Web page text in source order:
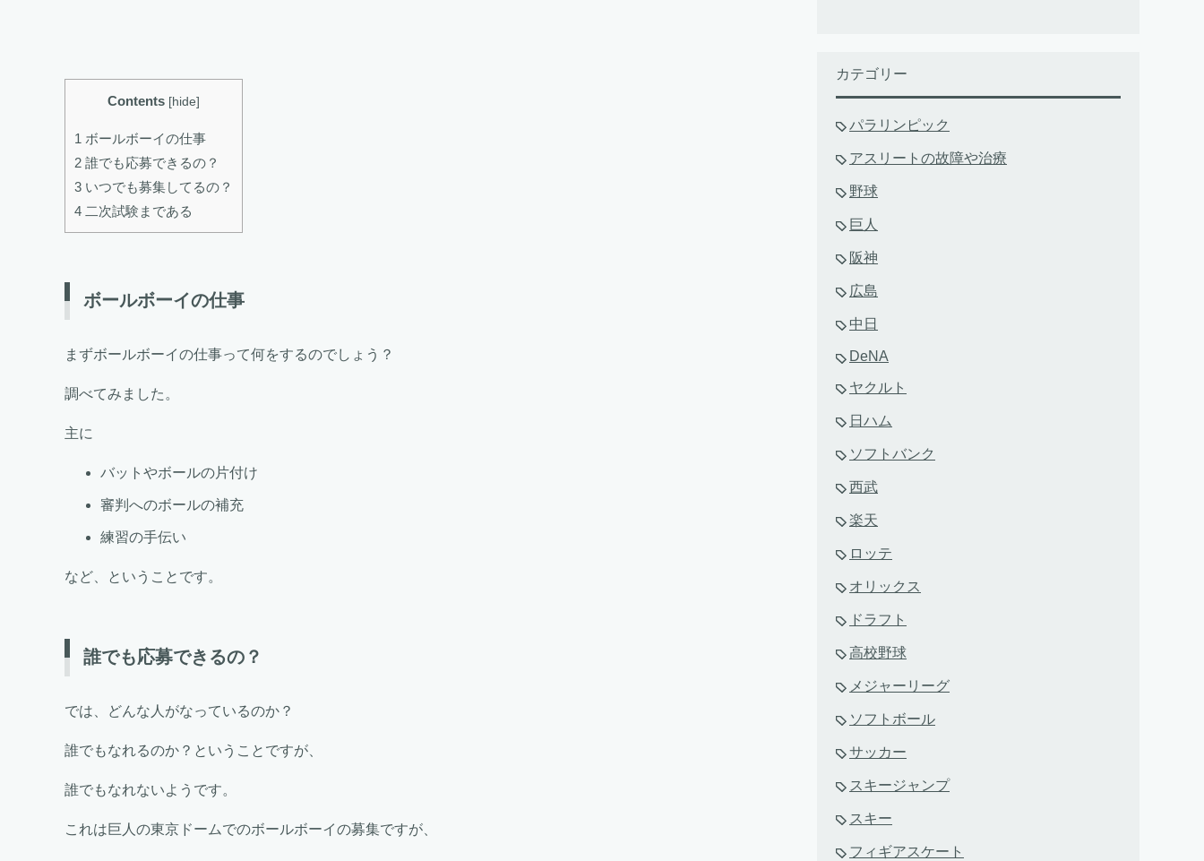
Contents [hide]
1 ボールボーイの仕事
2 誰でも応募できるの？
3 いつでも募集してるの？
4 二次試験まである
ボールボーイの仕事
まずボールボーイの仕事って何をするのでしょう？
調べてみました。
主に
バットやボールの片付け
審判へのボールの補充
練習の手伝い
など、ということです。
誰でも応募できるの？
では、どんな人がなっているのか？
誰でもなれるのか？ということですが、
誰でもなれないようです。
これは巨人の東京ドームでのボールボーイの募集ですが、
カテゴリー
パラリンピック
アスリートの故障や治療
野球
巨人
阪神
広島
中日
DeNA
ヤクルト
日ハム
ソフトバンク
西武
楽天
ロッテ
オリックス
ドラフト
高校野球
メジャーリーグ
ソフトボール
サッカー
スキージャンプ
スキー
フィギアスケート